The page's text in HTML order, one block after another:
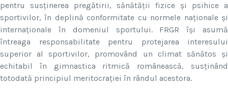
pentru susținerea pregătirii, sănătății fizice și psihice a
sportivilor, în deplină conformitate cu normele naționale și
internaționale în domeniul sportului. FRGR își asumă
întreaga responsabilitate pentru protejarea interesului
superior al sportivilor, promovând un climat sănătos și
echitabil în gimnastica ritmică românească, susținând
totodată principiul meritocrației în rândul acestora.